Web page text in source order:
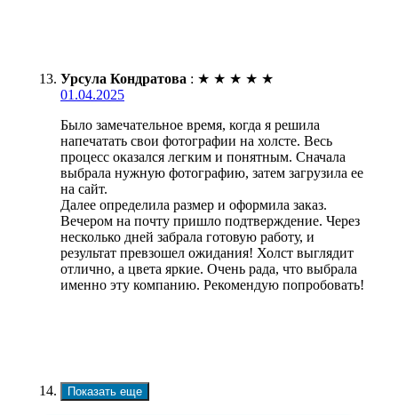
Урсула Кондратова : ★ ★ ★ ★ ★
01.04.2025
Было замечательное время, когда я решила
напечатать свои фотографии на холсте. Весь
процесс оказался легким и понятным. Сначала
выбрала нужную фотографию, затем загрузила ее
на сайт.
Далее определила размер и оформила заказ.
Вечером на почту пришло подтверждение. Через
несколько дней забрала готовую работу, и
результат превзошел ожидания! Холст выглядит
отлично, а цвета яркие. Очень рада, что выбрала
именно эту компанию. Рекомендую попробовать!
Показать еще